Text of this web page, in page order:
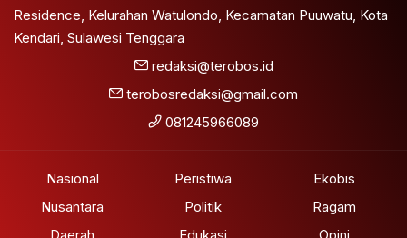
Residence, Kelurahan Watulondo, Kecamatan Puuwatu, Kota
Kendari, Sulawesi Tenggara
redaksi@terobos.id
terobosredaksi@gmail.com
081245966089
Nasional
Nusantara
Peristiwa
Politik
Ekobis
Ragam